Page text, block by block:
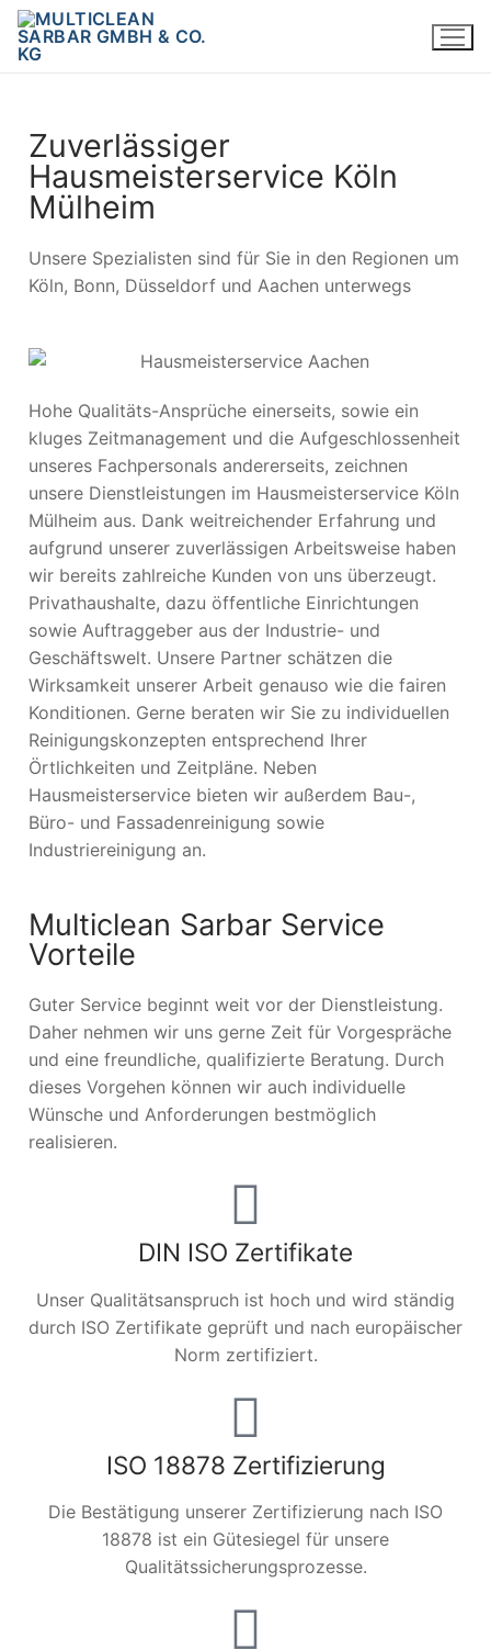
Zuverlässiger
Hausmeisterservice Köln
Mülheim
Unsere Spezialisten sind für Sie in den Regionen um
Köln, Bonn, Düsseldorf und Aachen unterwegs
Hohe Qualitäts-Ansprüche einerseits, sowie ein
kluges Zeitmanagement und die Aufgeschlossenheit
unseres Fachpersonals andererseits, zeichnen
unsere Dienstleistungen im Hausmeisterservice Köln
Mülheim aus. Dank weitreichender Erfahrung und
aufgrund unserer zuverlässigen Arbeitsweise haben
wir bereits zahlreiche Kunden von uns überzeugt.
Privathaushalte, dazu öffentliche Einrichtungen
sowie Auftraggeber aus der Industrie- und
Geschäftswelt. Unsere Partner schätzen die
Wirksamkeit unserer Arbeit genauso wie die fairen
Konditionen. Gerne beraten wir Sie zu individuellen
Reinigungskonzepten entsprechend Ihrer
Örtlichkeiten und Zeitpläne. Neben
Hausmeisterservice bieten wir außerdem Bau-,
Büro- und Fassadenreinigung sowie
Industriereinigung an.
Multiclean Sarbar Service
Vorteile
Guter Service beginnt weit vor der Dienstleistung.
Daher nehmen wir uns gerne Zeit für Vorgespräche
und eine freundliche, qualifizierte Beratung. Durch
dieses Vorgehen können wir auch individuelle
Wünsche und Anforderungen bestmöglich
realisieren.
DIN ISO Zertifikate
Unser Qualitätsanspruch ist hoch und wird ständig
durch ISO Zertifikate geprüft und nach europäischer
Norm zertifiziert.
ISO 18878 Zertifizierung
Die Bestätigung unserer Zertifizierung nach ISO
18878 ist ein Gütesiegel für unsere
Qualitätssicherungsprozesse.